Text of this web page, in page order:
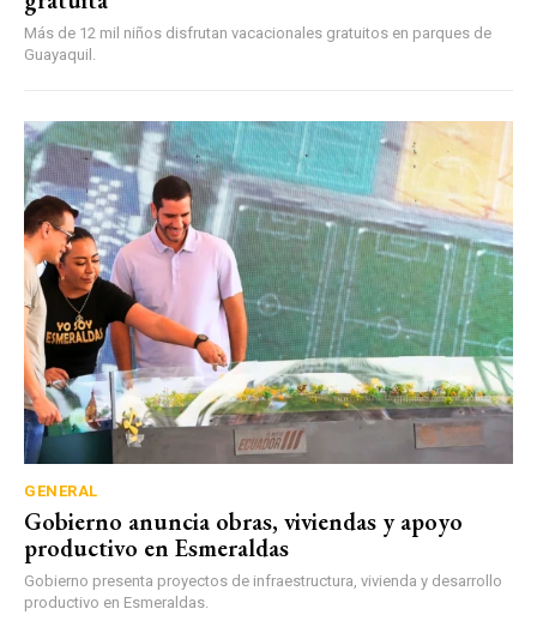
Más de 12 mil niños disfrutan vacacionales gratuitos en parques de
Guayaquil.
GENERAL
Gobierno anuncia obras, viviendas y apoyo
productivo en Esmeraldas
Gobierno presenta proyectos de infraestructura, vivienda y desarrollo
productivo en Esmeraldas.